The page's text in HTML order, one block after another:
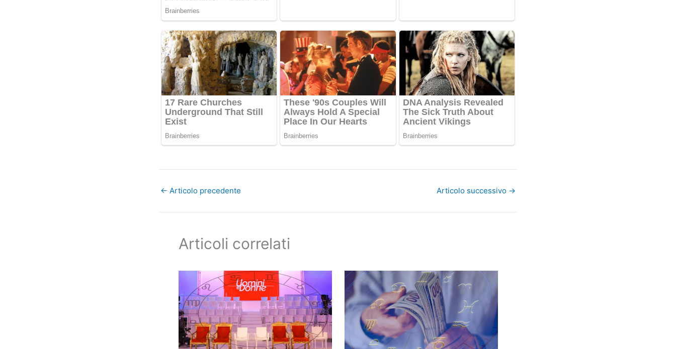
← Articolo precedente Articolo successivo →
Articoli correlati